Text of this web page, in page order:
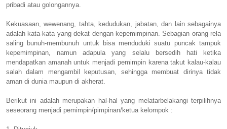
pribadi atau golongannya.
Kekuasaan, wewenang, tahta, kedudukan, jabatan, dan lain sebagainya
adalah kata-kata yang dekat dengan kepemimpinan. Sebagian orang rela
saling bunuh-membunuh untuk bisa menduduki suatu puncak tampuk
kepemimpinan, namun adapula yang selalu bersedih hati ketika
mendapatkan amanah untuk menjadi pemimpin karena takut kalau-kalau
salah dalam mengambil keputusan, sehingga membuat dirinya tidak
aman di dunia maupun di akherat.
Berikut ini adalah merupakan hal-hal yang melatarbelakangi terpilihnya
seseorang menjadi pemimpin/pimpinan/ketua kelompok :